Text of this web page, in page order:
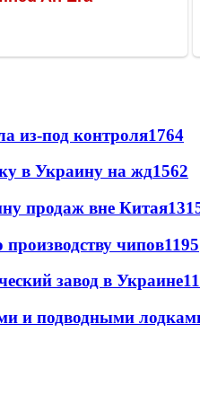
из-под контроля1764
в Украину на жд1562
продаж вне Китая
производству чипов1195
завод в Украине
и подводными